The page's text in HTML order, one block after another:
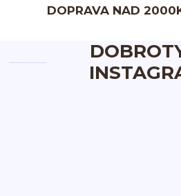
DOPRAVA NAD